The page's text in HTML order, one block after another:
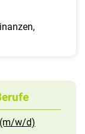
(m/w/d)